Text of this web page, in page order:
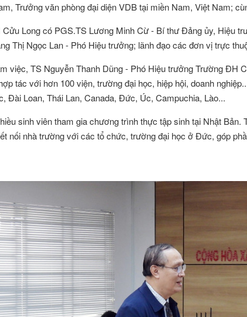
Trưởng văn phòng đại diện VDB tại miền Nam, Việt Nam;
Long có PGS.TS Lương Minh Cừ - Bí thư Đảng ủy, Hiệu
Thị Ngọc Lan - Phó Hiệu trưởng; lãnh đạo các đơn vị trực
việc, TS Nguyễn Thanh Dũng - Phó Hiệu trưởng Trường ĐH
tác với hơn 100 viện, trường đại học, hiệp hội, doanh
Đài Loan, Thái Lan, Canada, Đức, Úc, Campuchia, Lào...
sinh viên tham gia chương trình thực tập sinh tại Nhật
nối nhà trường với các tổ chức, trường đại học ở Đức, góp
Công Ty Cổ Phần Công Nghệ Năng Lượng
Toàn Cầu